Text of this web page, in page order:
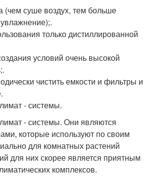
(чем суше воздух, тем больше
только дистиллированной
условий очень высокой
чистить емкости и фильтры и
- системы.
- системы. Они являются
которые используют по своим
для комнатных растений
для них скорее является приятным
комплексов.